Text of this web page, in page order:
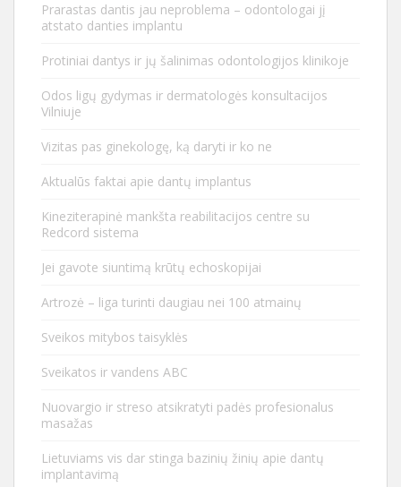
Prarastas dantis jau neproblema – odontologai jį
atstato danties implantu
Protiniai dantys ir jų šalinimas odontologijos klinikoje
Odos ligų gydymas ir dermatologės konsultacijos
Vilniuje
Vizitas pas ginekologę, ką daryti ir ko ne
Aktualūs faktai apie dantų implantus
Kineziterapinė mankšta reabilitacijos centre su
Redcord sistema
Jei gavote siuntimą krūtų echoskopijai
Artrozė – liga turinti daugiau nei 100 atmainų
Sveikos mitybos taisyklės
Sveikatos ir vandens ABC
Nuovargio ir streso atsikratyti padės profesionalus
masažas
Lietuviams vis dar stinga bazinių žinių apie dantų
implantavimą